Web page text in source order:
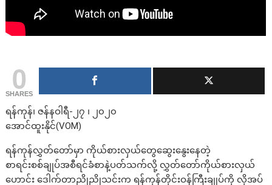
0
SHARES
ရန်ကုန်၊ ဇန်နဝါရီ-၂၇ ၊ ၂၀၂၀
အောင်ထူးနိုင်(VOM)
ရန်ကုန်လွှတ်တော်မှာ ကိုယ်စားလှယ်တွေဆွေးနွေးနေတဲ့
စာရင်းစစ်ချုပ်အစီရင်ခံစာနဲ့ပတ်သက်လို့ လွှတ်တော်ကိုယ်စားလှယ်
ဟောင်း ဒေါက်တာညိုညိုသင်းက ရန်ကုန်တိုင်းဝန်ကြီးချုပ်ကို လိုအပ်